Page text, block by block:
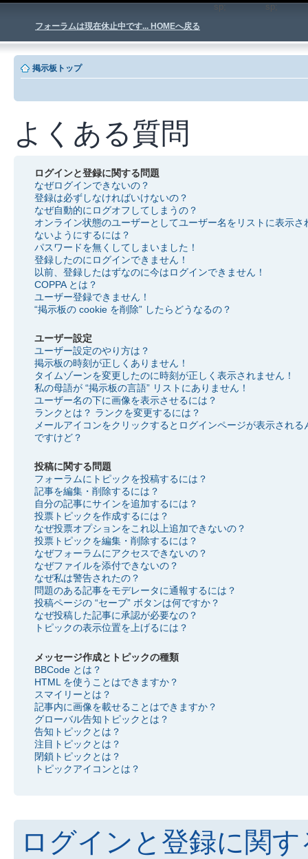
フォーラムは現在休止中です... HOMEへ戻る
sp;
掲示板トップ
よくある質問
ログインと登録に関する問題
なぜログインできないの？
登録は必ずしなければいけないの？
なぜ自動的にログオフしてしまうの？
オンライン状態のユーザーとしてユーザー名をリストに表示さ
ないようにするには？
パスワードを無くしてしまいました！
登録したのにログインできません！
以前、登録したはずなのに今はログインできません！
COPPA とは？
ユーザー登録できません！
“掲示板の cookie を削除” したらどうなるの？
ユーザー設定
ユーザー設定のやり方は？
掲示板の時刻が正しくありません！
タイムゾーンを変更したのに時刻が正しく表示されません！
私の母語が “掲示板の言語” リストにありません！
ユーザー名の下に画像を表示させるには？
ランクとは？ ランクを変更するには？
メールアイコンをクリックするとログインページが表示される
ですけど？
投稿に関する問題
フォーラムにトピックを投稿するには？
記事を編集・削除するには？
自分の記事にサインを追加するには？
投票トピックを作成するには？
なぜ投票オプションをこれ以上追加できないの？
投票トピックを編集・削除するには？
なぜフォーラムにアクセスできないの？
なぜファイルを添付できないの？
なぜ私は警告されたの？
問題のある記事をモデレータに通報するには？
投稿ページの “セーブ” ボタンは何ですか？
なぜ投稿した記事に承認が必要なの？
トピックの表示位置を上げるには？
メッセージ作成とトピックの種類
BBCode とは？
HTML を使うことはできますか？
スマイリーとは？
記事内に画像を載せることはできますか？
グローバル告知トピックとは？
告知トピックとは？
注目トピックとは？
閉鎖トピックとは？
トピックアイコンとは？
ログインと登録に関